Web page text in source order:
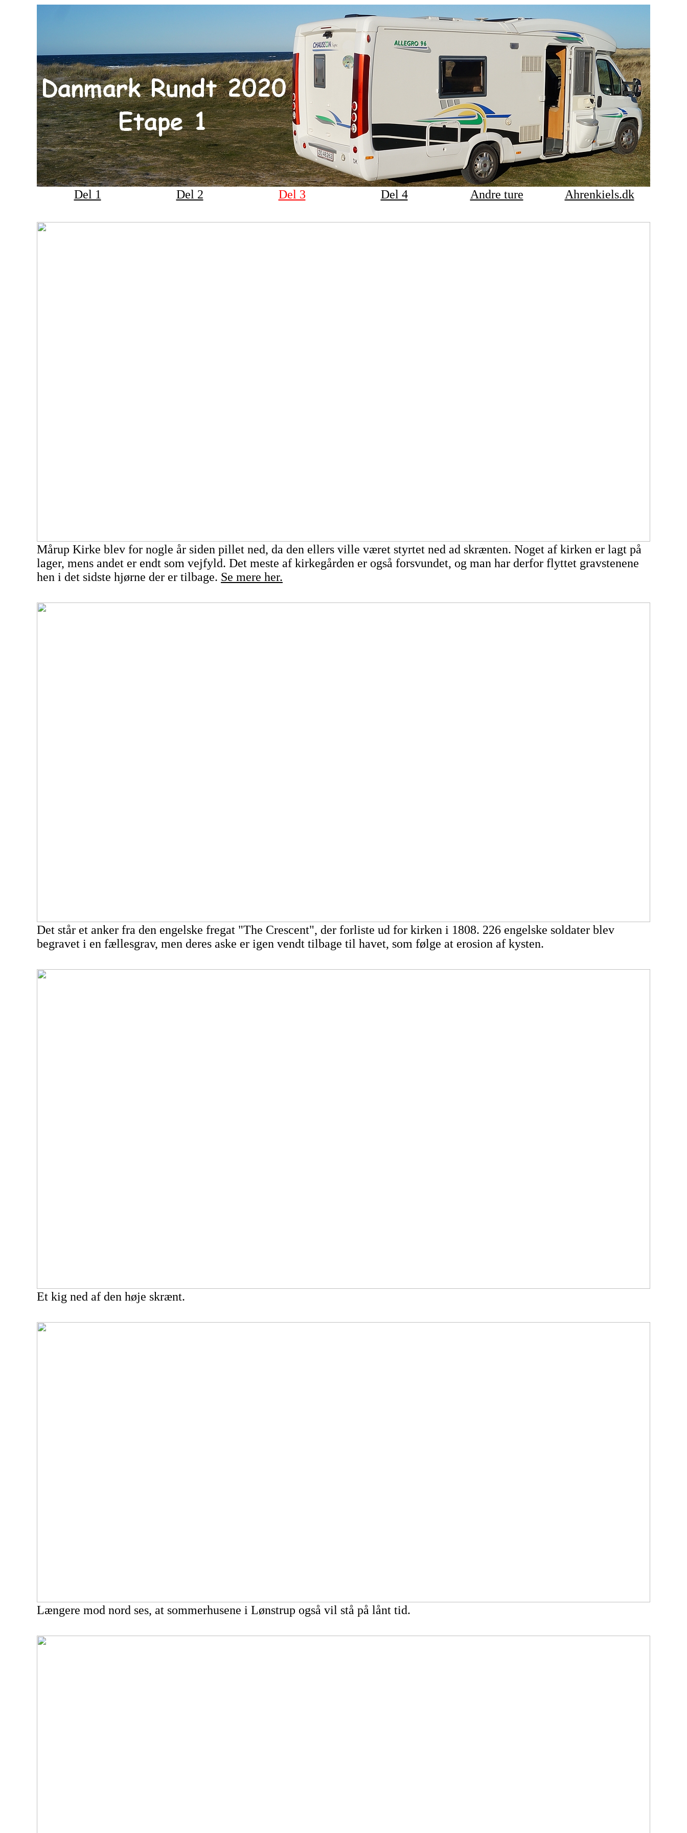
Del 1 Del 2 Del 3 Del 4 Andre ture Ahrenkiels.dk
Mårup Kirke blev for nogle år siden pillet ned, da den ellers ville været styrtet ned ad skrænten. Noget af kirken er lagt på
lager, mens andet er endt som vejfyld. Det meste af kirkegården er også forsvundet, og man har derfor flyttet gravstenene
hen i det sidste hjørne der er tilbage. Se mere her.
Det står et anker fra den engelske fregat "The Crescent", der forliste ud for kirken i 1808. 226 engelske soldater blev
begravet i en fællesgrav, men deres aske er igen vendt tilbage til havet, som følge at erosion af kysten.
Et kig ned af den høje skrænt.
Længere mod nord ses, at sommerhusene i Lønstrup også vil stå på lånt tid.